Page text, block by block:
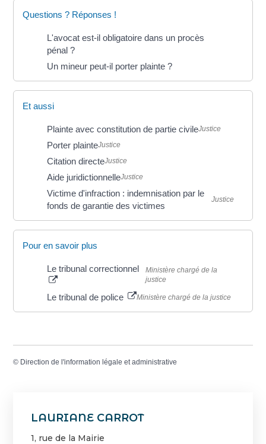
LAURIANE CARROT
1, rue de la Mairie
Questions ? Réponses !
L'avocat est-il obligatoire dans un procès
pénal ?
Un mineur peut-il porter plainte ?
Et aussi
Plainte avec constitution de partie civileJustice
Porter plainteJustice
Citation directeJustice
Aide juridictionnelleJustice
Victime d'infraction : indemnisation par le
fonds de garantie des victimes
Justice
Pour en savoir plus
Le tribunal correctionnel
Ministère chargé de la
justice
Le tribunal de police Ministère chargé de la justice
© Direction de l'information légale et administrative